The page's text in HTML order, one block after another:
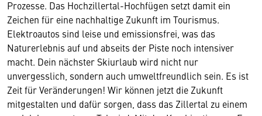
Prozesse. Das Hochzillertal-Hochfügen setzt damit ein
Zeichen für eine nachhaltige Zukunft im Tourismus.
Elektroautos sind leise und emissionsfrei, was das
Naturerlebnis auf und abseits der Piste noch intensiver
macht. Dein nächster Skiurlaub wird nicht nur
unvergesslich, sondern auch umweltfreundlich sein. Es ist
Zeit für Veränderungen! Wir können jetzt die Zukunft
mitgestalten und dafür sorgen, dass das Zillertal zu einem